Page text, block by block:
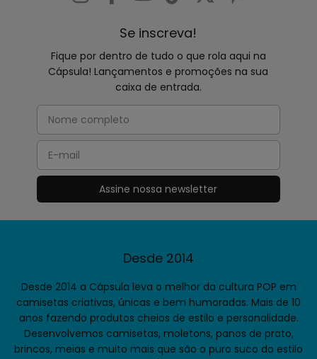
Se inscreva!
Fique por dentro de tudo o que rola aqui na
Cápsula! Lançamentos e promoções na sua
caixa de entrada.
Desde 2014
Desde 2014 a Cápsula leva o melhor da cultura POP em
camisetas criativas, únicas e bem humoradas. Mais de 10
anos fazendo produtos cheios de estilo e personalidade.
Desenvolvemos camisetas, moletons, panos de prato,
brincos, meias e muito mais que são o puro suco do estilo